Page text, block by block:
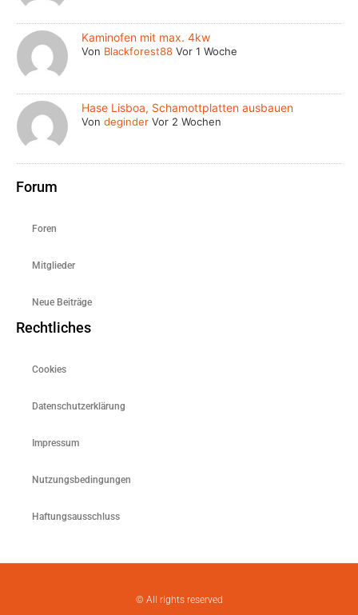
Kaminofen mit max. 4kw
Von Blackforest88 Vor 1 Woche
Hase Lisboa, Schamottplatten ausbauen
Vondeginder Vor 2 Wochen
Forum
Foren
Mitglieder
Neue Beiträge
Rechtliches
Cookies
Datenschutzerklärung
Impressum
Nutzungsbedingungen
Haftungsausschluss
© All rights reserved